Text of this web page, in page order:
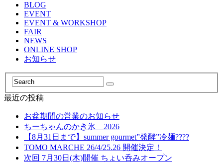
BLOG
EVENT
EVENT & WORKSHOP
FAIR
NEWS
ONLINE SHOP
お知らせ
最近の投稿
お盆期間の営業のお知らせ
ちーちゃんのかき氷 2026
【8月31日まで】summer gourmet”発酵”冷麺????
TOMO MARCHE 26/4/25.26 開催決定！
次回 7月30日(木)開催 ちょい呑みオープン